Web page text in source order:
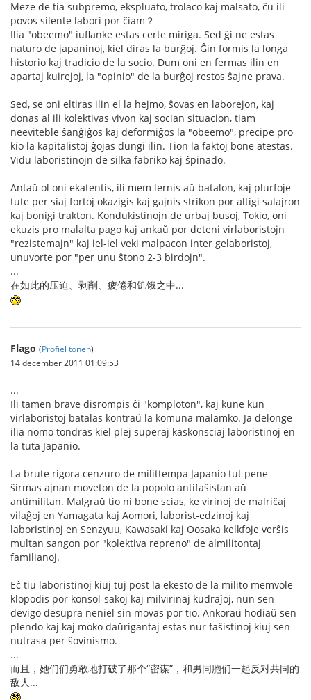
Meze de tia subpremo, ekspluato, trolaco kaj malsato, ĉu ili
povos silente labori por ĉiam？
Ilia "obeemo" iuflanke estas certe miriga. Sed ĝi ne estas
naturo de japaninoj, kiel diras la burĝoj. Ĝin formis la longa
historio kaj tradicio de la socio. Dum oni en fermas ilin en
apartaj kuirejoj, la "opinio" de la burĝoj restos ŝajne prava.
Sed, se oni eltiras ilin el la hejmo, ŝovas en laborejon, kaj
donas al ili kolektivas vivon kaj socian situacion, tiam
neeviteble ŝanĝiĝos kaj deformiĝos la "obeemo", precipe pro
kio la kapitalistoj ĝojas dungi ilin. Tion la faktoj bone atestas.
Vidu laboristinojn de silka fabriko kaj ŝpinado.
Antaŭ ol oni ekatentis, ili mem lernis aŭ batalon, kaj plurfoje
tute per siaj fortoj okazigis kaj gajnis strikon por altigi salajron
kaj bonigi trakton. Kondukistinojn de urbaj busoj, Tokio, oni
ekuzis pro malalta pago kaj ankaŭ por deteni virlaboristojn
"rezistemajn" kaj iel-iel veki malpacon inter gelaboristoj,
unuvorte por "per unu ŝtono 2-3 birdojn".
...
在如此的压迫、剥削、疲倦和饥饿之中...
Flago (Profiel tonen)
14 december 2011 01:09:53
...
Ili tamen brave disrompis ĉi "komploton", kaj kune kun
virlaboristoj batalas kontraŭ la komuna malamko. Ja delonge
ilia nomo tondras kiel plej superaj kaskonsciaj laboristinoj en
la tuta Japanio.
La brute rigora cenzuro de milittempa Japanio tut pene
ŝirmas ajnan moveton de la popolo antifaŝistan aŭ
antimilitan. Malgraŭ tio ni bone scias, ke virinoj de malriĉaj
vilaĝoj en Yamagata kaj Aomori, laborist-edzinoj kaj
laboristinoj en Senzyuu, Kawasaki kaj Oosaka kelkfoje verŝis
multan sangon por "kolektiva repreno" de almilitontaj
familianoj.
Eĉ tiu laboristinoj kiuj tuj post la ekesto de la milito memvole
klopodis por konsol-sakoj kaj milvirinaj kudraĵoj, nun sen
devigo desupra neniel sin movas por tio. Ankoraŭ hodiaŭ sen
plendo kaj kaj moko daŭrigantaj estas nur faŝistinoj kiuj sen
nutrasa per ŝovinismo.
...
而且，她们们勇敢地打破了那个“密谋”，和男同胞们一起反对共同的
敌人...